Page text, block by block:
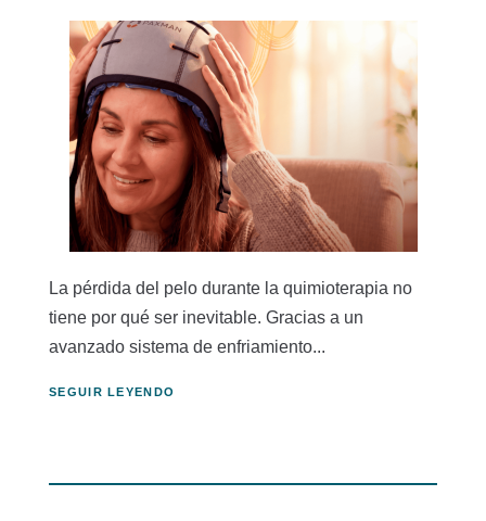
La pérdida del pelo durante la quimioterapia no
tiene por qué ser inevitable. Gracias a un
avanzado sistema de enfriamiento...
SEGUIR LEYENDO